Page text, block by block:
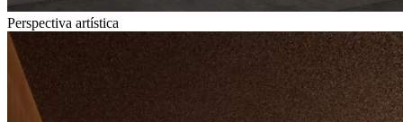
Perspectiva artística